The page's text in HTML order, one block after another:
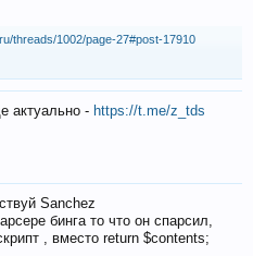
threads/1002/page-27#post-17910
актуально - https://t.me/z_tds
Sanchez
бинга то что он спарсил,
, вместо return $contents;